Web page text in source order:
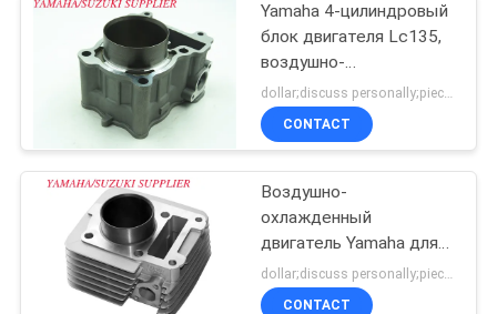
Yamaha 4-цилиндровый
блок двигателя Lc135,
воздушно-
охлаждаемый
алюминиевый блок
двигателя
CONTACT
Воздушно-
охлажденный
двигатель Yamaha для
мотоциклов,
износостойкий DF
CONTACT